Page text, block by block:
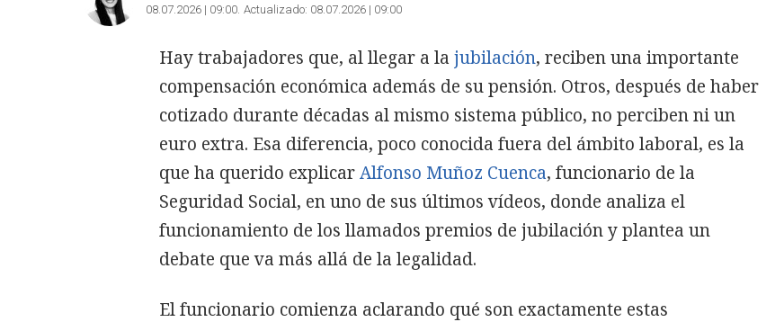
08.07.2026 | 09:00 Actualizado: 08.07.2026 | 09:00
Hay trabajadores que, al llegar a la jubilación, reciben una importante
compensación económica además de su pensión. Otros, después de haber
cotizado durante décadas al mismo sistema público, no perciben ni un
euro extra. Esa diferencia, poco conocida fuera del ámbito laboral, es la
que ha querido explicarAlfonso Muñoz Cuenca, funcionario de la
Seguridad Social, en uno de sus últimos vídeos, donde analiza el
funcionamiento de los llamados premios de jubilación y plantea un
debate que va más allá de la legalidad.
El funcionario comienza aclarando qué son exactamente estas